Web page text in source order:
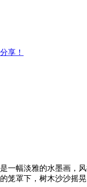
享！
一幅淡雅的水墨画，
笼罩下，树木沙沙摇